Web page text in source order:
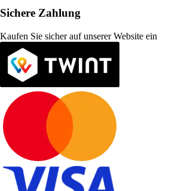
Sichere Zahlung
Kaufen Sie sicher auf unserer Website ein